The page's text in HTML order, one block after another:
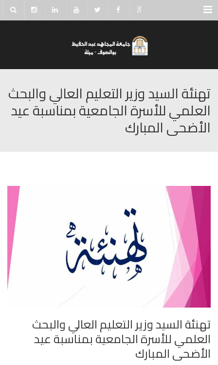
Menu
تهنئة السيد وزير التعليم العالي والبحث
العلمي للأسرة الجامعية بمناسبة عيد
الأضحى المبارك
تهنئة السيد وزير التعليم العالي والبحث
العلمي للأسرة الجامعية بمناسبة عيد
الأضحى المبارك